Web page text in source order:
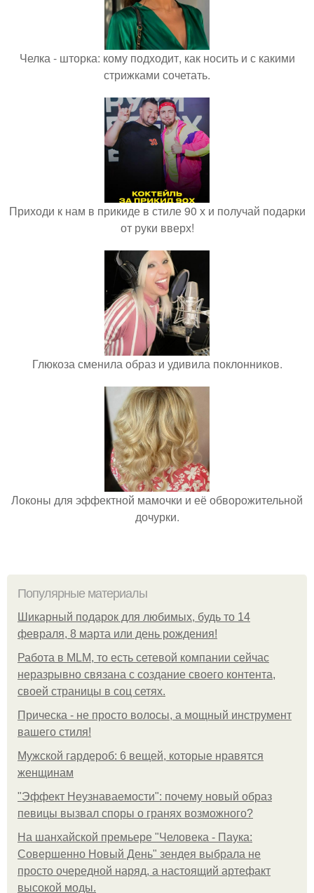
Челка - шторка: кому подходит, как носить и с какими
стрижками сочетать.
Приходи к нам в прикиде в стиле 90 х и получай подарки
от руки вверх!
Глюкоза сменила образ и удивила поклонников.
Локоны для эффектной мамочки и её обворожительной
дочурки.
Популярные материалы
Шикарный подарок для любимых, будь то 14
февраля, 8 марта или день рождения!
Работа в MLM, то есть сетевой компании сейчас
неразрывно связана с создание своего контента,
своей страницы в соц сетях.
Прическа - не просто волосы, а мощный инструмент
вашего стиля!
Мужской гардероб: 6 вещей, которые нравятся
женщинам
"Эффект Неузнаваемости": почему новый образ
певицы вызвал споры о гранях возможного?
На шанхайской премьере "Человека - Паука:
Совершенно Новый День" зендея выбрала не
просто очередной наряд, а настоящий артефакт
высокой моды.